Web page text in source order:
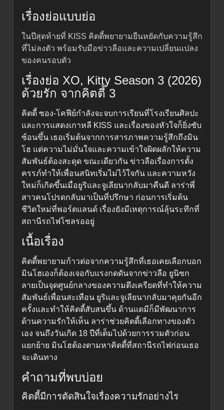
เรื่องย่อแบบย่อ
ในปีสุดท้ายที่ KISS คิตตี้พยายามยืนหยัดกับความรู้สึก
ที่ไม่ลงตัว พร้อมรับมือข่าวลือและความเปลี่ยนแปลง
ของคนรอบตัว
เรื่องย่อ XO, Kitty Season 3 (2026)
ด้วยรัก จากคิตตี้ 3
คิตตี้ ซอง-โคฟีย์กำลังจะจบการเรียนที่โรงเรียนศิลปะ
และการแสดงเกาหลี KISS และเรื่องของหัวใจก็ยิ่งซับ
ซ้อนขึ้น เธอเริ่มต้นจากการสารภาพความรู้สึกถึงมิน
โฮ แต่ความไม่มั่นใจและความเข้าใจผิดผลักให้ความ
สัมพันธ์ต้องสะดุด ขณะเดียวกัน ข่าวลือเรื่องการตั้ง
ครรภ์ทำให้เพื่อนสนิทเริ่มไม่ไว้ใจกัน และความหวัง
ใหม่ก็เกิดขึ้นเมื่อยูริและจูเลียนากลับมาคืนดี ลาร่าพี่
สาวคนโปรดกลับมาเป็นที่ปรึกษา ก่อนการเริ่มต้น
ชีวิตใหม่ที่พอร์ตแลนด์ เรื่องยังมีเหตุการณ์ลุ้นระทึกที่
สถานีรถไฟโซลรออยู่
เนื้อเรื่อง
คิตตี้พยายามก้าวต่อจากความรู้สึกที่เธอเคยเลือกบอก
มินโฮเองก็ต้องเจอกับแรงกดดันจากข่าวลือ ยูนิซก
ลายเป็นจุดศูนย์กลางของความตึงเครียดที่ทำให้ความ
สัมพันธ์เพื่อนสะเทือน ยูริและจูเลียนากลับมาคุยกันอีก
ครั้งและทำให้คิตตี้สับสนขึ้น ด้านแดมีก็มีพัฒนาการ
ด้านความรักให้เห็น ลาร่าช่วยคิตตี้เลือกทางของตัว
เอง จนถึงวันเกิด 18 ปีที่เต็มไปด้วยการรวมตัวก่อน
แยกย้าย มินโฮต้องตามหาคิตตี้ที่สถานีรถไฟก่อนเธอ
จะเดินทาง
คำถามที่พบบ่อย
คิตตี้มีการตัดสินใจเรื่องความรักอย่างไร